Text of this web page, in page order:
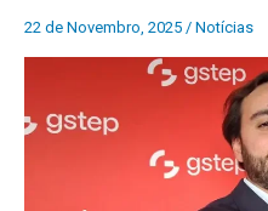
22 de Novembro, 2025 / Notícias